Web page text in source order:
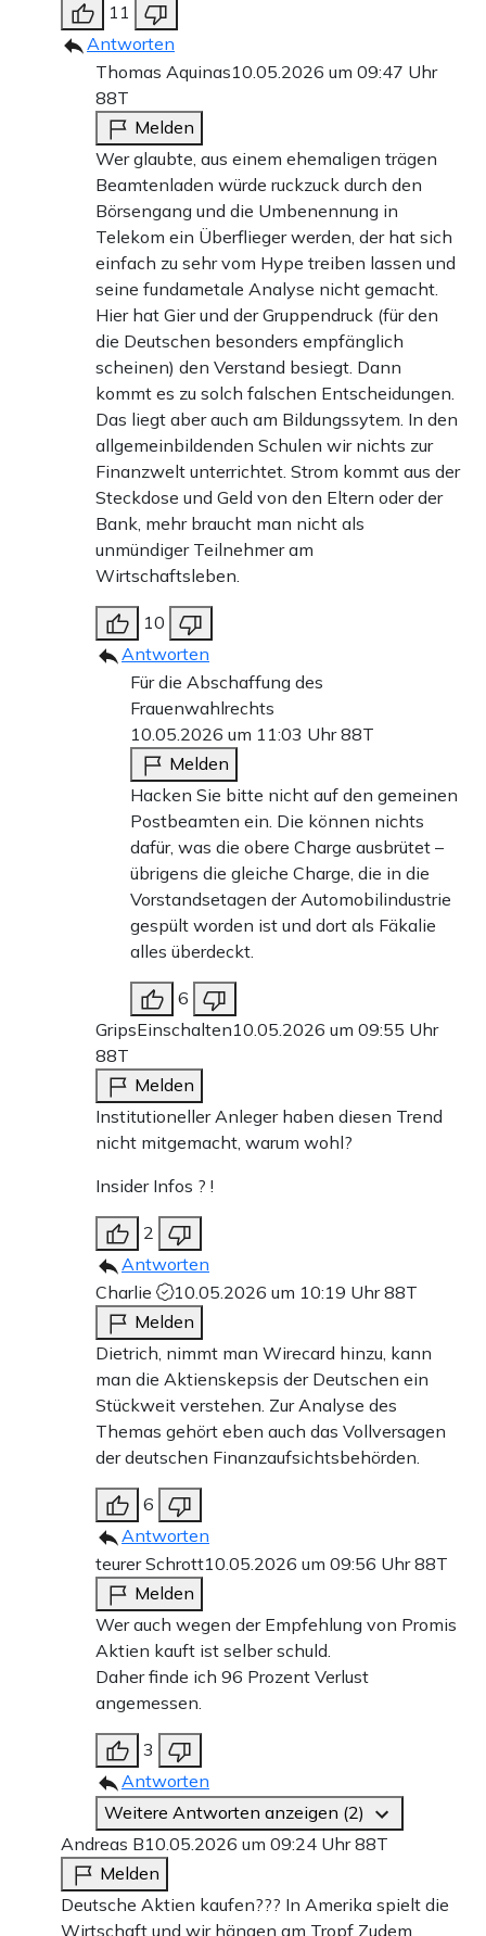
11
Antworten
Thomas Aquinas10.05.2026 um 09:47 Uhr
88T
Melden
Wer glaubte, aus einem ehemaligen trägen
Beamtenladen würde ruckzuck durch den
Börsengang und die Umbenennung in
Telekom ein Überflieger werden, der hat sich
einfach zu sehr vom Hype treiben lassen und
seine fundametale Analyse nicht gemacht.
Hier hat Gier und der Gruppendruck (für den
die Deutschen besonders empfänglich
scheinen) den Verstand besiegt. Dann
kommt es zu solch falschen Entscheidungen.
Das liegt aber auch am Bildungssytem. In den
allgemeinbildenden Schulen wir nichts zur
Finanzwelt unterrichtet. Strom kommt aus der
Steckdose und Geld von den Eltern oder der
Bank, mehr braucht man nicht als
unmündiger Teilnehmer am
Wirtschaftsleben.
10
Antworten
Für die Abschaffung des
Frauenwahlrechts
10.05.2026 um 11:03 Uhr88T
Melden
Hacken Sie bitte nicht auf den gemeinen
Postbeamten ein. Die können nichts
dafür, was die obere Charge ausbrütet –
übrigens die gleiche Charge, die in die
Vorstandsetagen der Automobilindustrie
gespült worden ist und dort als Fäkalie
alles überdeckt.
6
GripsEinschalten10.05.2026 um 09:55 Uhr
88T
Melden
Institutioneller Anleger haben diesen Trend
nicht mitgemacht, warum wohl?
Insider Infos ? !
2
Antworten
Charlie
10.05.2026 um 10:19 Uhr88T
Melden
Dietrich, nimmt man Wirecard hinzu, kann
man die Aktienskepsis der Deutschen ein
Stückweit verstehen. Zur Analyse des
Themas gehört eben auch das Vollversagen
der deutschen Finanzaufsichtsbehörden.
6
Antworten
teurer Schrott10.05.2026 um 09:56 Uhr88T
Melden
Wer auch wegen der Empfehlung von Promis
Aktien kauft ist selber schuld.
Daher finde ich 96 Prozent Verlust
angemessen.
3
Antworten
Weitere Antworten anzeigen (2)
Andreas B10.05.2026 um 09:24 Uhr88T
Melden
Deutsche Aktien kaufen??? In Amerika spielt die
Wirtschaft und wir hängen am Tropf Zudem